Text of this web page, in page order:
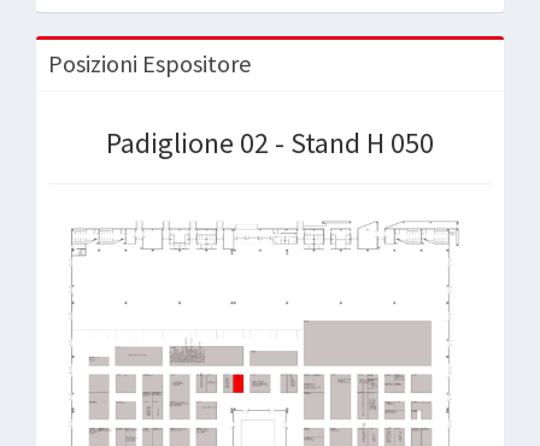
Posizioni Espositore
Padiglione 02 - Stand H 050